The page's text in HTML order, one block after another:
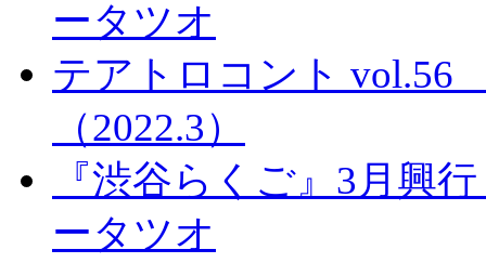
ータツオ
テアトロコント
（2022.3）
『渋谷らくご』3月興
ータツオ